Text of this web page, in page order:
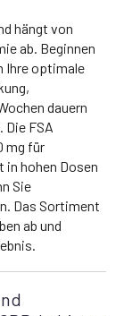
hängt von
ab. Beginnen
Ihre optimale
dauern
Die FSA
mg für
in hohen Dosen
Sie
Das Sortiment
ab und